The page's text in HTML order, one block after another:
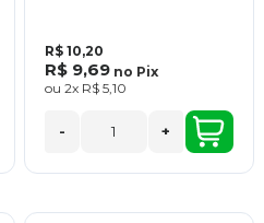
R$ 10,20
R$ 9,69 no Pix
ou 2x R$ 5,10
- +